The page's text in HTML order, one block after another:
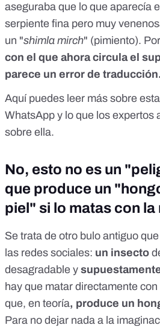
aseguraba que lo que aparecía
serpiente fina pero muy
un "shimla mirch" (pimiento).
con el que ahora circula el
parece un error de traducción.
Aquí puedes leer más sobre
WhatsApp y lo que los expertos
sobre ella.
No, esto no es un
que produce un
piel" si lo matas con la
Se trata de otro bulo antiguo
las redes sociales: un insecto
desagradable y
hay que matar directamente
que, en teoría, produce un
Para no dejar nada a la